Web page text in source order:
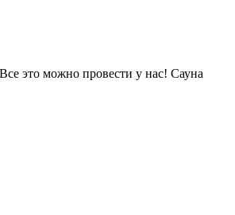
это можно провести у нас! Сауна